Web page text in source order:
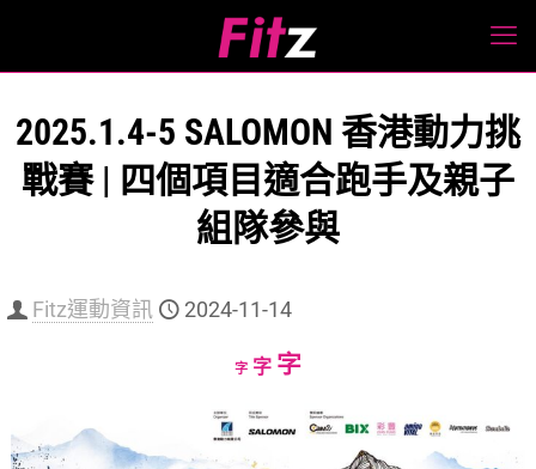
2025.1.4-5 SALOMON 香港動力挑
戰賽 | 四個項目適合跑手及親子
組隊參與
Fitz運動資訊 2024-11-14
字Decrease
size.
字Reset
size.
字Increase
size.